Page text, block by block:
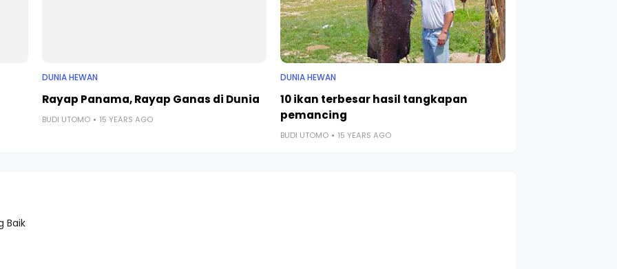
DUNIA HEWAN
Rayap Panama, Rayap Ganas di Dunia
BUDI UTOMO 15 YEARS AGO
DUNIA HEWAN
10 ikan terbesar hasil tangkapan
pemancing
BUDI UTOMO 15 YEARS AGO
Baik